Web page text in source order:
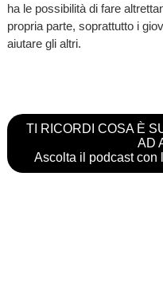
ha le possibilità di fare
propria parte, soprattutto i
aiutare gli altri.
TI RICORDI COSA È
AD
Ascolta il podcast con